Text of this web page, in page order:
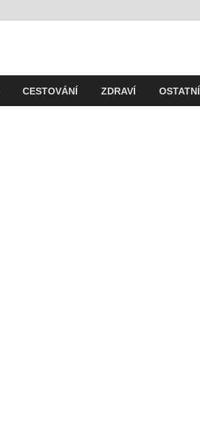
CESTOVÁNÍ ZDRAVÍ OSTATNÍ